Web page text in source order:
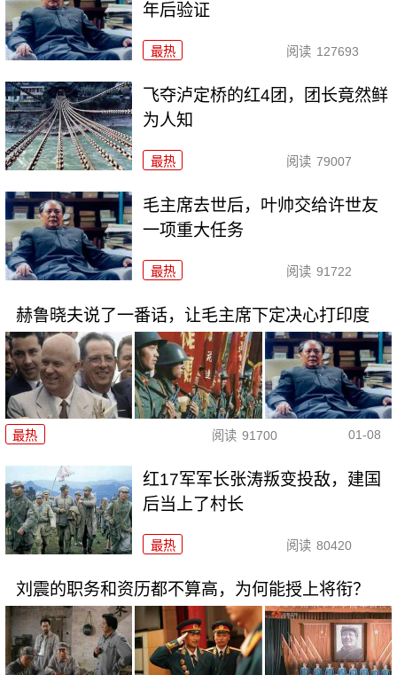
年后验证
最热 阅读 127693
飞夺泸定桥的红4团，团长竟然鲜
为人知
最热 阅读 79007
毛主席去世后，叶帅交给许世友
一项重大任务
最热 阅读 91722
赫鲁晓夫说了一番话，让毛主席下定决心打印度
最热 阅读 91700 01-08
红17军军长张涛叛变投敌，建国
后当上了村长
最热 阅读 80420
刘震的职务和资历都不算高，为何能授上将衔？